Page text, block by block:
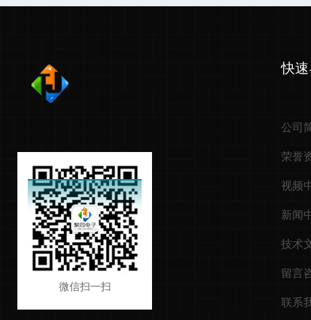
微信扫一扫
快
公司
荣誉
视频
新闻
技术
留言
联系